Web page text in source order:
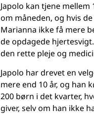
Japolo kan tjene mellem
om måneden, og hvis
Marianna ikke få mere
de opdagede
den rette pleje og
Japolo har drevet en
mere end 10 år, og han
200 børn i det kvarter,
giver, selv om han ikke